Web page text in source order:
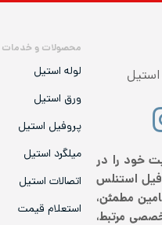
سال 1386 فعالیت خود را در
استنلس
مطمئن،
مرتبط،
محصولات و خدمات
لوله استیل
ورق استیل
پروفیل استیل
میلگرد استیل
اتصالات استیل
استعلام قیمت